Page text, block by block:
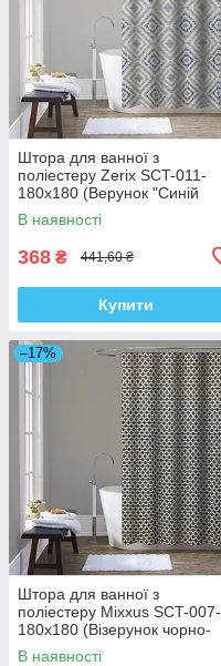
Штора для ванної з
поліестеру Zerix SCT-011-
180x180 (Верунок "Синій
ромб на сірому") (ZX4982)
В наявності
368 ₴ 441,60 ₴
Купити
–17%
Штора для ванної з
поліестеру Mixxus SCT-007-
180x180 (Візерунок чорно-
білий) (AC0648)
В наявності